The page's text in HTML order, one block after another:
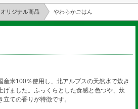
オリジナル商品 やわらかごはん
産米100％使用し、北アルプスの天然水で炊き
上げました。ふっくらとした食感と色つや、炊
立ての香りが特徴です。